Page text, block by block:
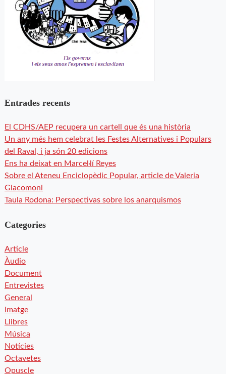
Entrades recents
El CDHS/AEP recupera un cartell que és una història
Un any més hem celebrat les Festes Alternatives i Populars
del Raval, i ja són 20 edicions
Ens ha deixat en Marcel·lí Reyes
Sobre el Ateneu Enciclopèdic Popular, article de Valeria
Giacomoni
Taula Rodona: Perspectivas sobre los anarquismos
Categories
Article
Àudio
Document
Entrevistes
General
Imatge
Llibres
Música
Notícies
Octavetes
Opuscle